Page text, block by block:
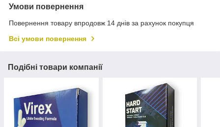
Умови повернення
Повернення товару впродовж 14 днів за рахунок покупця
Всі умови повернення
Подібні товари компанії